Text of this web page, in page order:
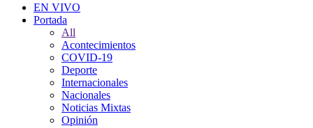
EN VIVO
Portada
All
Acontecimientos
COVID-19
Deporte
Internacionales
Nacionales
Noticias Mixtas
Opinión